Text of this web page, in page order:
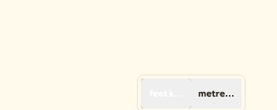
metrekare